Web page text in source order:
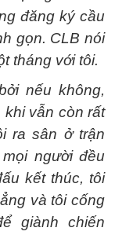
đăng ký cầu
gọn. CLB nói
tháng với tôi.
nếu không,
vẫn còn rất
ra sân ở trận
người đều
kết thúc, tôi
và tôi cống
giành chiến